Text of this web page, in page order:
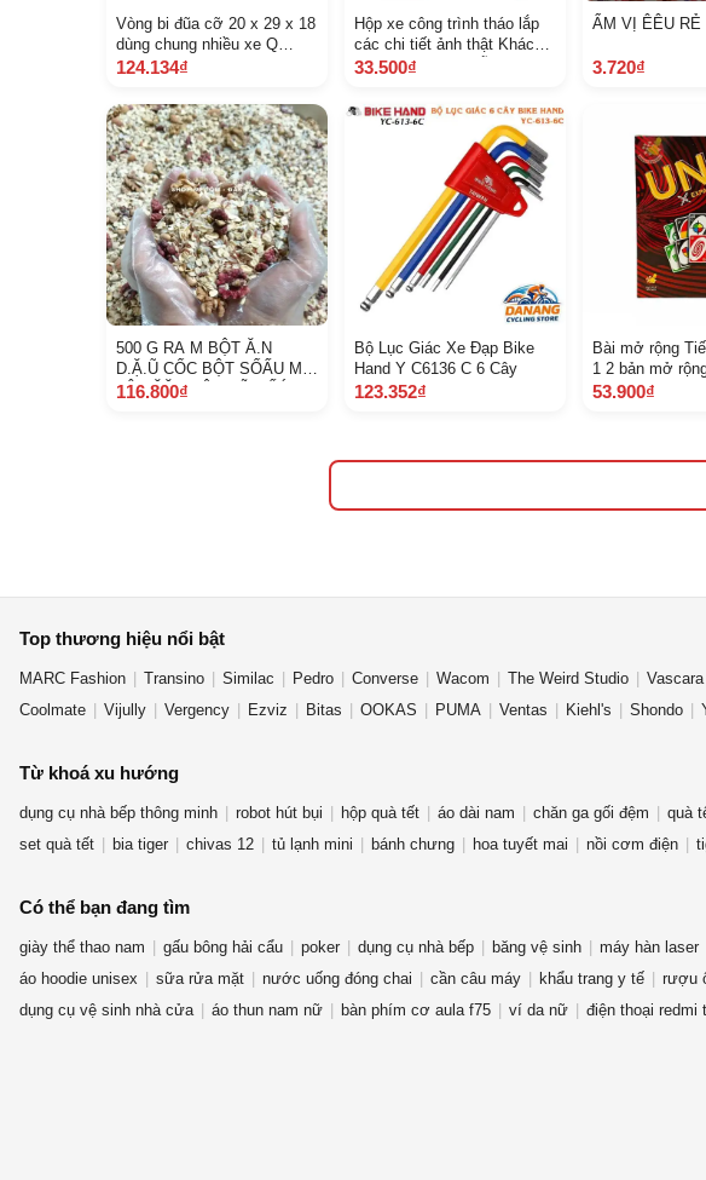
Vòng bi đũa cỡ 20 x 29 x 18
dùng chung nhiều xe Q
A91001 K CW 003 310
124.134₫
Hộp xe công trình tháo lắp
các chi tiết ảnh thật Khách
hàng chat chọn mẫu
33.500₫
ẨM VỊ ÊÊU RẺ
3.720₫
500 G RA M BỘT Ă.N
D.Ặ.Ũ CỐC BỘT SỐẤU MỊN
TẬP ĂẶC BỘT VỠ NẤÁO
116.800₫
Bộ Lục Giác Xe Đạp Bike
Hand Y C6136 C 6 Cây
123.352₫
Bài mở rộng
1 2 bản mở
53.900₫
Top thương hiệu nổi bật
MARC Fashion Transino Similac Pedro Converse Wacom The Weird Studio Vascara
Coolmate
Vijully Vergency Ezviz Bitas OOKAS PUMA Ventas Kiehl's Shondo
Từ khoá xu hướng
dụng cụ nhà bếp thông minh robot hút bụi hộp quà tết áo dài nam chăn ga gối đệm quà
set quà tết
bia tiger chivas 12 tủ lạnh mini bánh chưng hoa tuyết mai nồi cơm điện
Có thể bạn đang tìm
giày thể thao nam gấu bông hải cẩu poker dụng cụ nhà bếp băng vệ sinh máy hàn laser
áo hoodie unisex
sữa rửa mặt nước uống đóng chai cần câu máy khẩu trang y tế rượu
dụng cụ vệ sinh nhà cửa
áo thun nam nữ bàn phím cơ aula f75 ví da nữ điện thoại redmi